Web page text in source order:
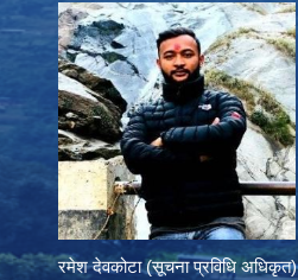
रमेश देवकोटा (सूचना प्रविधि अधिकृत)